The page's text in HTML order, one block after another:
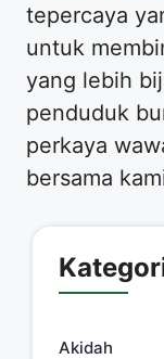
tepercaya
untuk
yang lebih
penduduk
perkaya
bersama
Akidah